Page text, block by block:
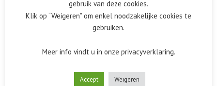
Reactie verzenden
Het e-mailadres wordt niet gepubliceerd.
gebruik van deze cookies.
Klik op “Weigeren” om enkel noodzakelijke cookies te
gebruiken.
Meer info vindt u in onze privacyverklaring.
Accept Weigeren